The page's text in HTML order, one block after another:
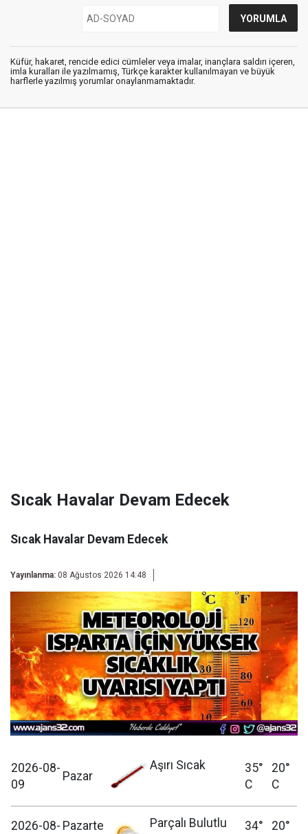
Küfür, hakaret, rencide edici cümleler veya imalar, inançlara saldırı içeren,
imla kuralları ile yazılmamış, Türkçe karakter kullanılmayan ve büyük
harflerle yazılmış yorumlar onaylanmamaktadır.
Sıcak Havalar Devam Edecek
Sıcak Havalar Devam Edecek
Yayınlanma: 08 Ağustos 2026 14:48
2026-08-
09
Pazar
Aşırı Sıcak
35°
C
20°
C
2026-08- Pazarte
Parçalı Bulutlu
34°
20°